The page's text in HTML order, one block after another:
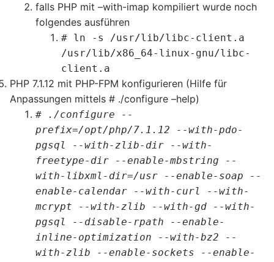
falls PHP mit –with-imap kompiliert wurde noch
folgendes ausführen
# ln -s /usr/lib/libc-client.a
/usr/lib/x86_64-linux-gnu/libc-
client.a
PHP 7.1.12 mit PHP-FPM konfigurieren (Hilfe für
Anpassungen mittels # ./configure –help)
#
./configure --
prefix=/opt/php/7.1.12 --with-pdo-
pgsql --with-zlib-dir --with-
freetype-dir --enable-mbstring --
with-libxml-dir=/usr --enable-soap --
enable-calendar --with-curl --with-
mcrypt --with-zlib --with-gd --with-
pgsql --disable-rpath --enable-
inline-optimization --with-bz2 --
with-zlib --enable-sockets --enable-